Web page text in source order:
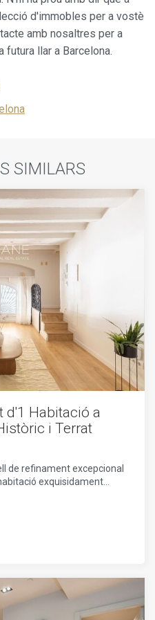
d'immobles per a vostè
amb nosaltres per a
futura llar a Barcelona.
SIMILARS
d'1 Habitació a
i Terrat
de refinament excepcional
exquisidament
de 1850 amb vistes al
sofisticada renovació
i actualitzada amb cura el
urbà. A l'interior,
amb un enfocament clar
discreta. Les àmplies